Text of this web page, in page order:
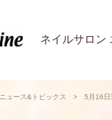
ネイルサロン
ニュース&トピックス > 5月16